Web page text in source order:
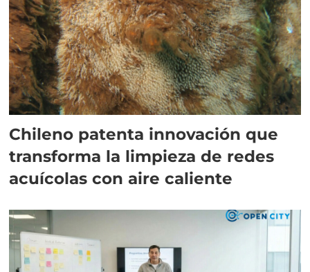
Chileno patenta innovación que
transforma la limpieza de redes
acuícolas con aire caliente